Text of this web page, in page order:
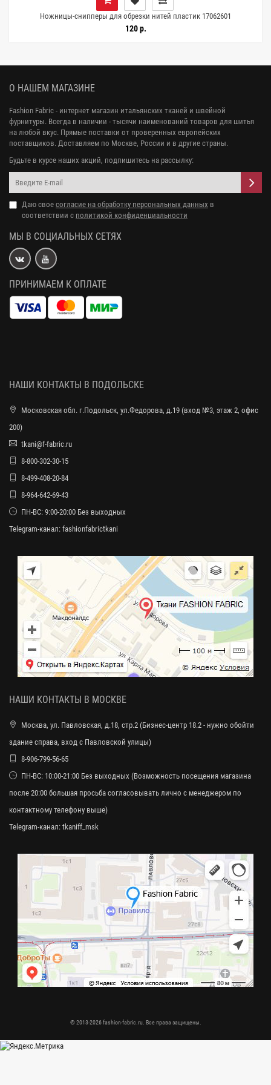
Ножницы-снипперы для обрезки нитей пластик 17062601
120 р.
О НАШЕМ МАГАЗИНЕ
Fashion Fabric - интернет магазин итальянских тканей и швейной
фурнитуры. Всегда в наличии - тысячи наименований товаров для шитья
на любой вкус. Прямые поставки от проверенных европейских
поставщиков. Доставляем по Москве, России и в другие страны.
Будьте в курсе наших акций, подпишитесь на рассылку:
Даю свое согласие на обработку персональных данных в
соответствии с политикой конфиденциальности
МЫ В СОЦИАЛЬНЫХ СЕТЯХ
ПРИНИМАЕМ К ОПЛАТЕ
НАШИ КОНТАКТЫ В ПОДОЛЬСКЕ
Московская обл. г.Подольск, ул.Федорова, д.19 (вход №3, этаж 2, офис
200)
tkani@f-fabric.ru
8-800-302-30-15
8-499-408-20-84
8-964-642-69-43
ПН-ВС: 9:00-20:00 Без выходных
Telegram-канал: fashionfabrictkani
НАШИ КОНТАКТЫ В МОСКВЕ
Москва, ул. Павловская, д.18, стр.2 (Бизнес-центр 18.2 - нужно обойти
здание справа, вход с Павловской улицы)
8-906-799-56-65
ПН-ВС: 10:00-21:00 Без выходных (Возможность посещения магазина
после 20:00 большая просьба согласовывать лично с менеджером по
контактному телефону выше)
Telegram-канал: tkaniff_msk
© 2013-2026 fashion-fabric.ru. Все права защищены.